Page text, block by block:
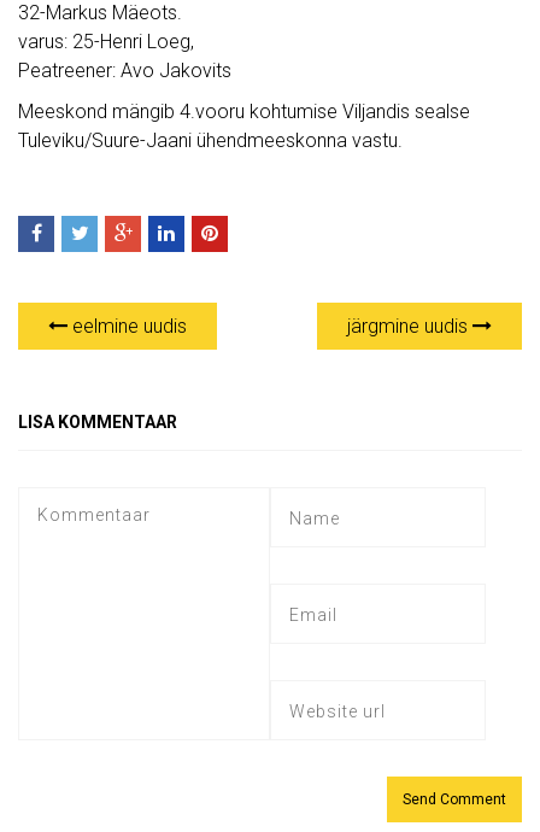
32-Markus Mäeots.
varus: 25-Henri Loeg,
Peatreener: Avo Jakovits
Meeskond mängib 4.vooru kohtumise Viljandis sealse
Tuleviku/Suure-Jaani ühendmeeskonna vastu.
eelmine uudis järgmine uudis
LISA KOMMENTAAR